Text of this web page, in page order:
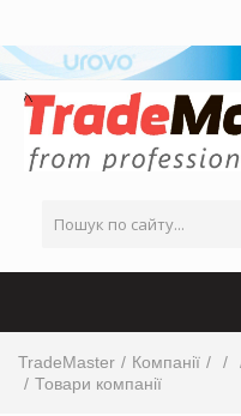
TradeMaster Компанії
Товари компанії